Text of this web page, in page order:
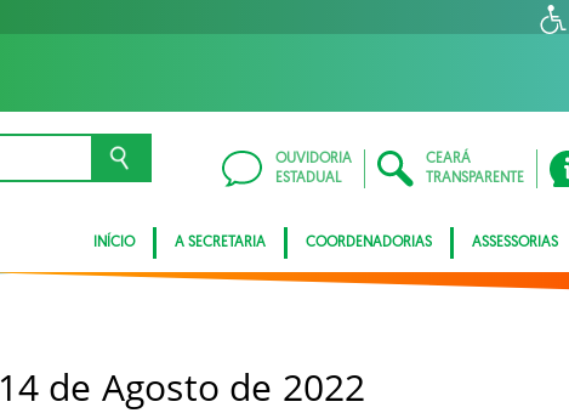
OUVIDORIA
ESTADUAL
CEARÁ
TRANSPARENTE
INÍCIO A SECRETARIA COORDENADORIAS ASSESSORIAS
14 de Agosto de 2022